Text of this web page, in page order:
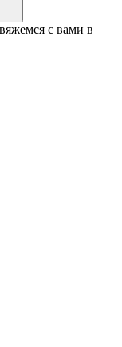
с вами в